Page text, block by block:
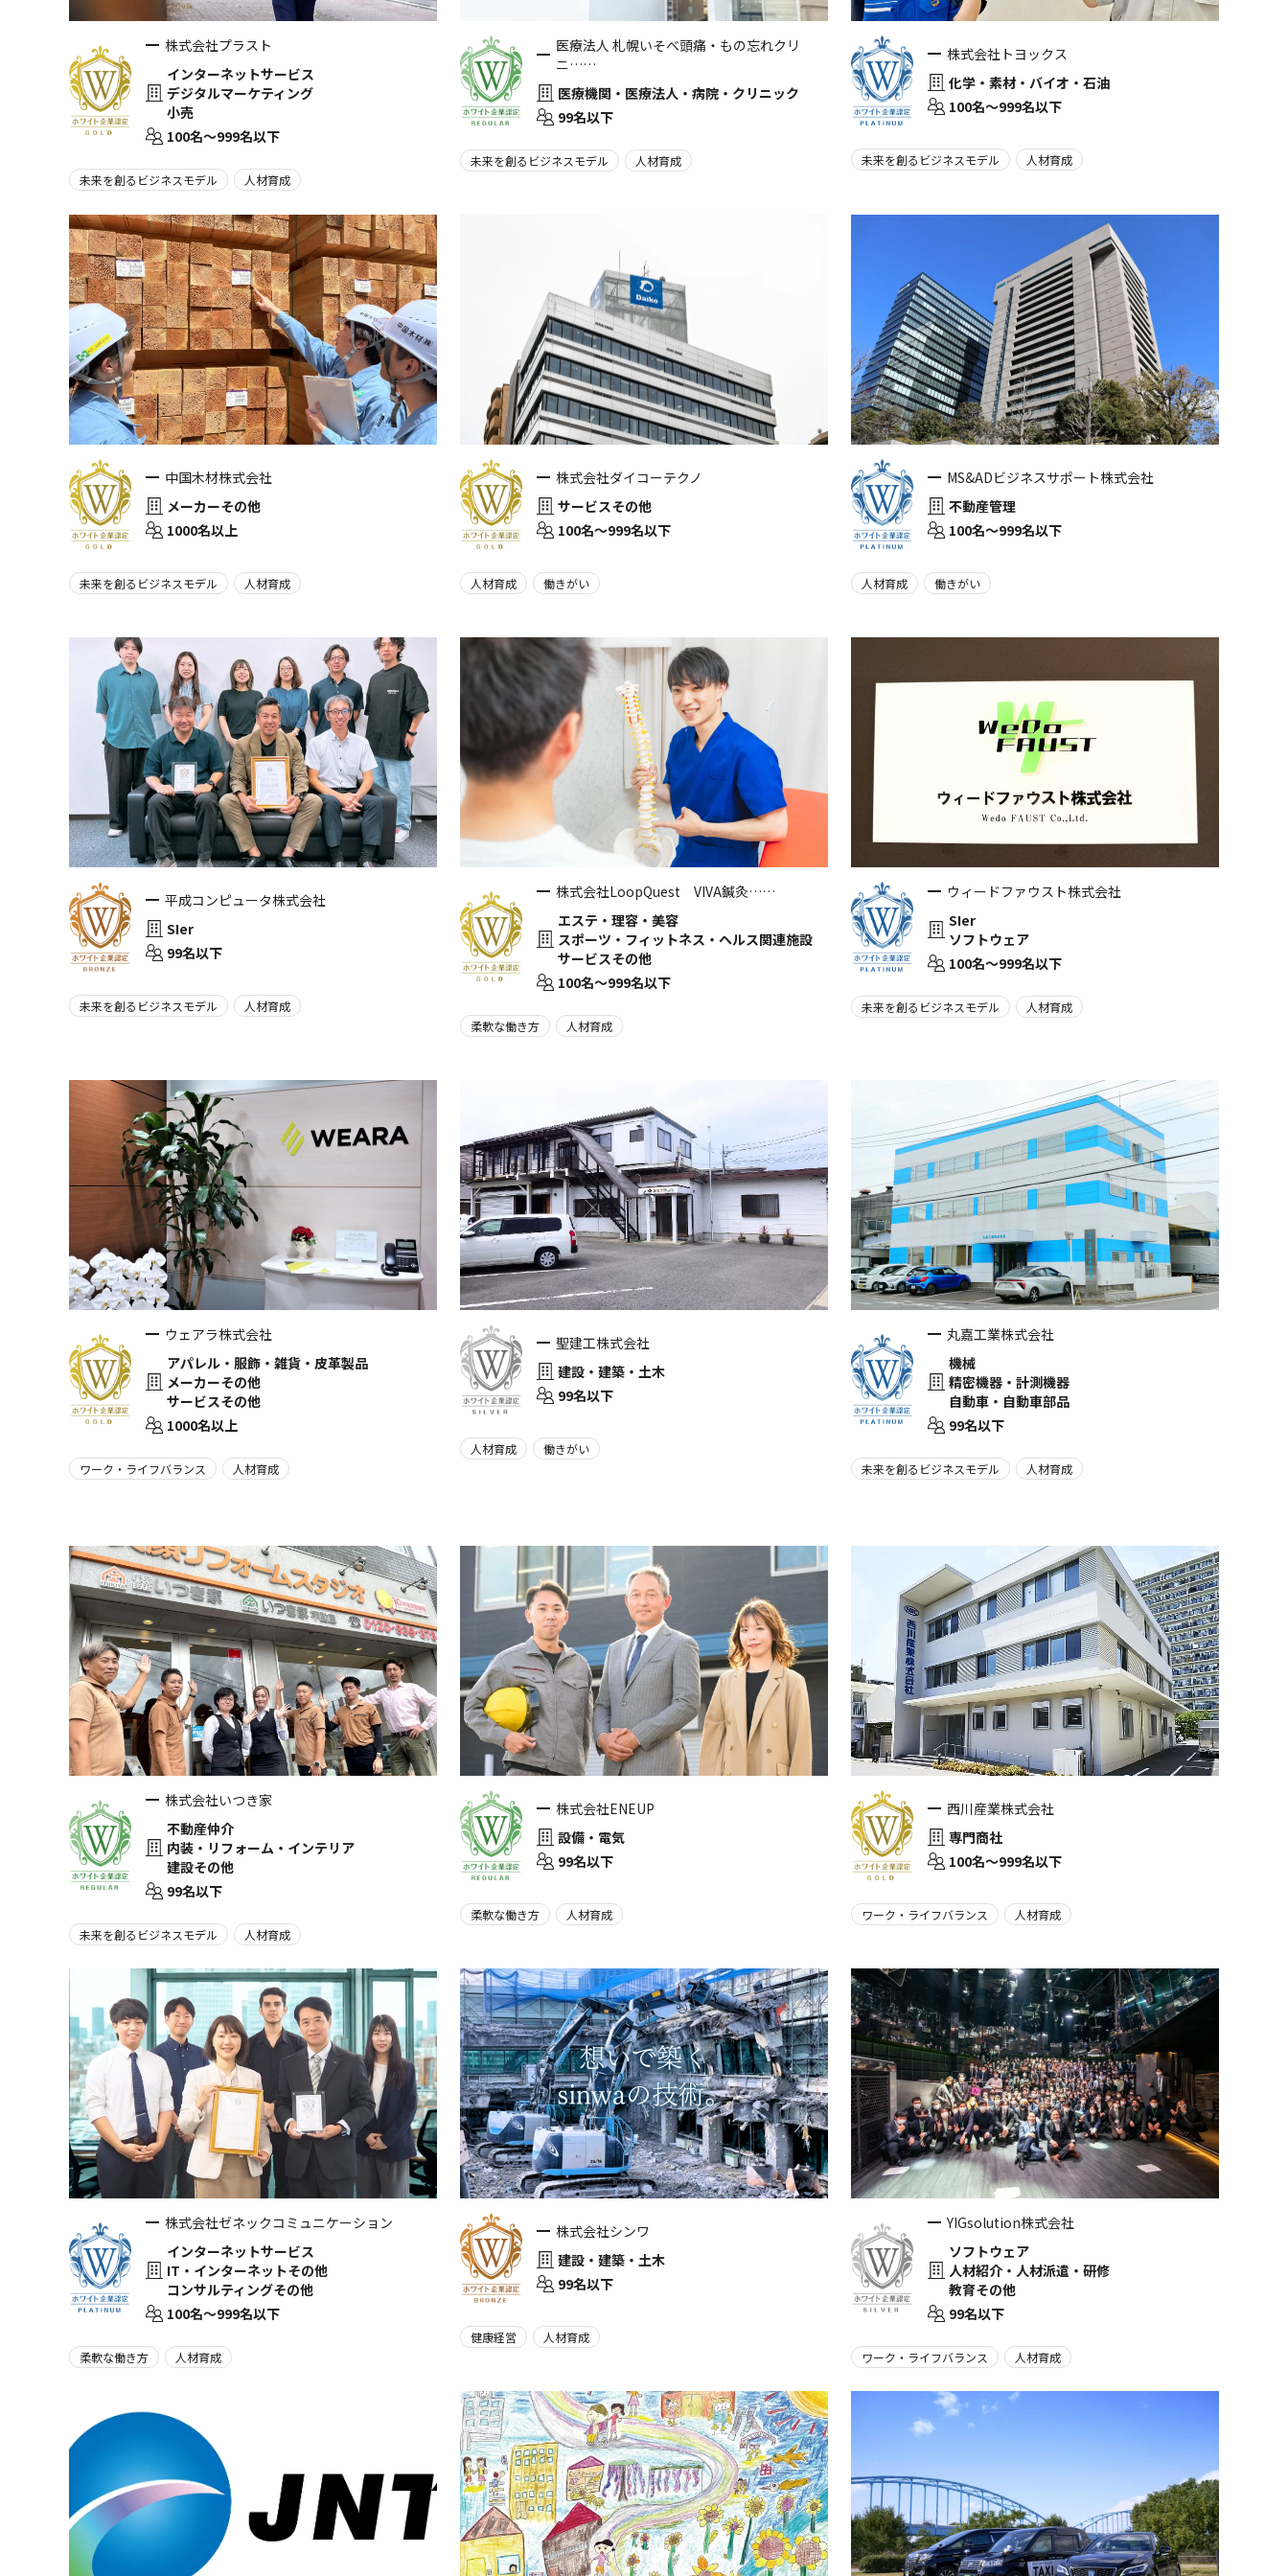
株式会社プラスト
インターネットサービス
デジタルマーケティング
小売
100名〜999名以下
未来を創るビジネスモデル 人材育成
医療法人 札幌いそべ頭痛・もの忘れクリ
ニ……
医療機関・医療法人・病院・クリニック
99名以下
未来を創るビジネスモデル 人材育成
株式会社トヨックス
化学・素材・バイオ・石油
100名〜999名以下
未来を創るビジネスモデル 人材育成
中国木材株式会社
メーカーその他
1000名以上
未来を創るビジネスモデル 人材育成
株式会社ダイコーテクノ
サービスその他
100名〜999名以下
人材育成 働きがい
MS&ADビジネスサポート株式会社
不動産管理
100名〜999名以下
人材育成 働きがい
平成コンピュータ株式会社
SIer
99名以下
未来を創るビジネスモデル 人材育成
株式会社LoopQuest VIVA鍼灸……
エステ・理容・美容
スポーツ・フィットネス・ヘルス関連施設
サービスその他
100名〜999名以下
柔軟な働き方 人材育成
ウィードファウスト株式会社
SIer
ソフトウェア
100名〜999名以下
未来を創るビジネスモデル 人材育成
ウェアラ株式会社
アパレル・服飾・雑貨・皮革製品
メーカーその他
サービスその他
1000名以上
ワーク・ライフバランス 人材育成
聖建工株式会社
建設・建築・土木
99名以下
人材育成 働きがい
丸嘉工業株式会社
機械
精密機器・計測機器
自動車・自動車部品
99名以下
未来を創るビジネスモデル 人材育成
株式会社いつき家
不動産仲介
内装・リフォーム・インテリア
建設その他
99名以下
未来を創るビジネスモデル 人材育成
株式会社ENEUP
設備・電気
99名以下
柔軟な働き方 人材育成
西川産業株式会社
専門商社
100名〜999名以下
ワーク・ライフバランス 人材育成
株式会社ゼネックコミュニケーション
インターネットサービス
IT・インターネットその他
コンサルティングその他
100名〜999名以下
柔軟な働き方 人材育成
株式会社シンワ
建設・建築・土木
99名以下
健康経営 人材育成
YIGsolution株式会社
ソフトウェア
人材紹介・人材派遣・研修
教育その他
99名以下
ワーク・ライフバランス 人材育成